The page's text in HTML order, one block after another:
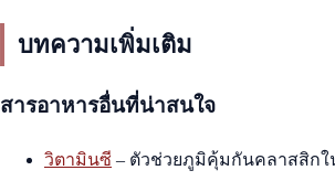
บทความเพิ่มเติม
สารอาหารอื่นที่น่าสนใจ
วิตามินซี – ตัวช่วยภูมิคุ้มกันคลาสสิกใ